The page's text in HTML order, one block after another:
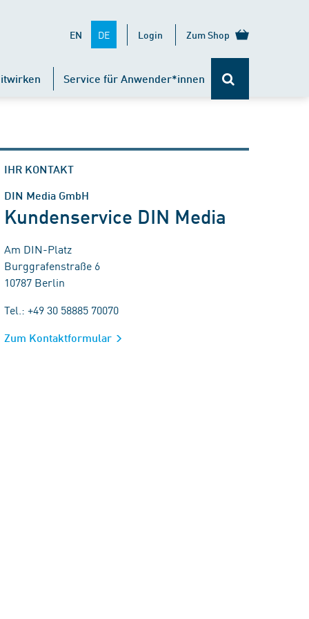
EN DE Login Zum Shop
Service für Anwender*innen
IHR KONTAKT
DIN Media GmbH
Kundenservice DIN Media
Am DIN-Platz
Burggrafenstraße 6
10787 Berlin
Tel.: +49 30 58885 70070
Zum Kontaktformular